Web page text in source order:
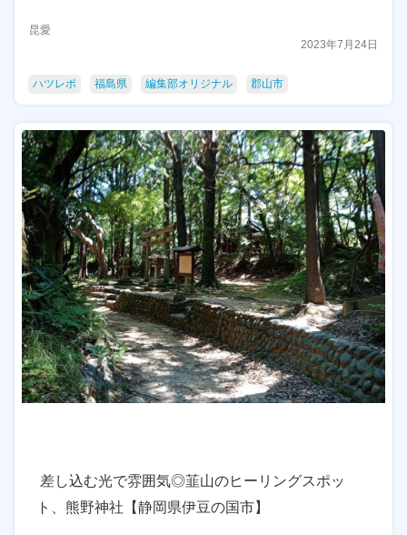
昆愛
2023年7月24日
ハツレポ 福島県 編集部オリジナル 郡山市
差し込む光で雰囲気◎韮山のヒーリングスポッ
ト、熊野神社【静岡県伊豆の国市】